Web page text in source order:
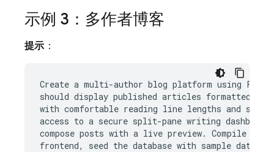
示例 3：多作者博客
提示 ：
Create a multi-author blog platform using
should display published articles formatted in
with comfortable reading line lengths and serif
access to a secure split-pane writing
compose posts with a live preview. Compile the
frontend, seed the database with sample data,